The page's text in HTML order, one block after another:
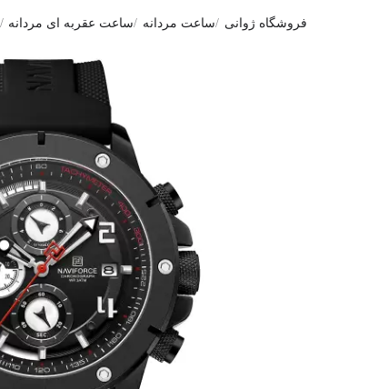
فروشگاه ژوانی ساعت مردانه ساعت عقربه ای مردانه